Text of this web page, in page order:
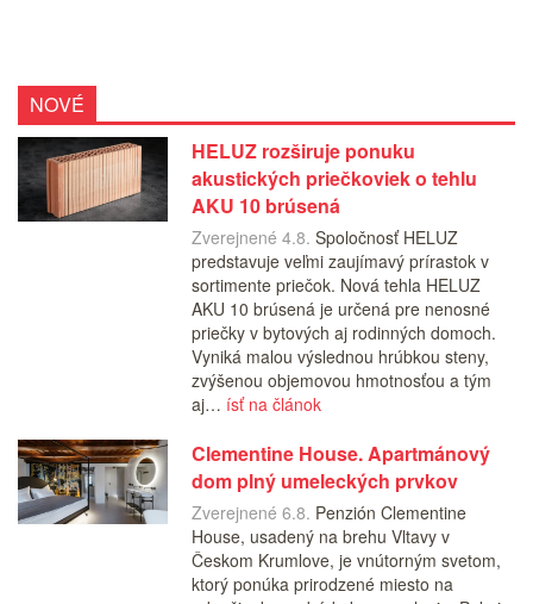
NOVÉ
HELUZ rozširuje ponuku
akustických priečkoviek o tehlu
AKU 10 brúsená
Zverejnené 4.8. Spoločnosť HELUZ
predstavuje veľmi zaujímavý prírastok v
sortimente priečok. Nová tehla HELUZ
AKU 10 brúsená je určená pre nenosné
priečky v bytových aj rodinných domoch.
Vyniká malou výslednou hrúbkou steny,
zvýšenou objemovou hmotnosťou a tým
aj… ísť na článok
Clementine House. Apartmánový
dom plný umeleckých prvkov
Zverejnené 6.8. Penzión Clementine
House, usadený na brehu Vltavy v
Českom Krumlove, je vnútorným svetom,
ktorý ponúka prirodzené miesto na